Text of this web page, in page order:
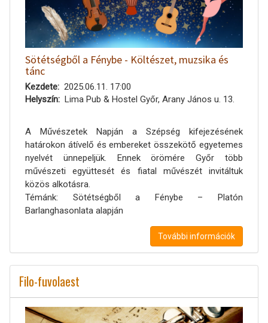
Sötétségből a Fénybe - Költészet, muzsika és
tánc
Kezdete
2025.06.11. 17:00
Helyszín
Lima Pub & Hostel Győr, Arany János u. 13.
A Művészetek Napján a Szépség kifejezésének
határokon átívelő és embereket összekötő egyetemes
nyelvét ünnepeljük. Ennek örömére Győr több
művészeti együttesét és fiatal művészét invitáltuk
közös alkotásra.
Témánk: Sötétségből a Fénybe – Platón
Barlanghasonlata alapján
További információk
Filo-fuvolaest